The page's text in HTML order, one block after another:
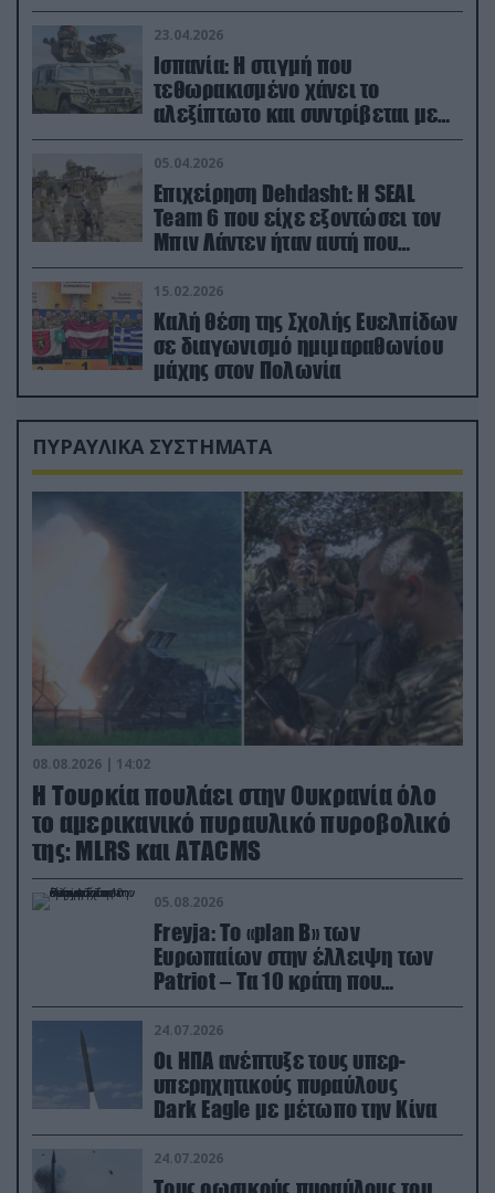
23.04.2026
Ισπανία: Η στιγμή που
τεθωρακισμένο χάνει το
αλεξίπτωτο και συντρίβεται με
ορμή στο έδαφος (βίντεο)
05.04.2026
Επιχείρηση Dehdasht: Η SEAL
Team 6 που είχε εξοντώσει τον
Μπιν Λάντεν ήταν αυτή που
διέσωσε τον πιλότο του F-15
15.02.2026
Καλή θέση της Σχολής Ευελπίδων
σε διαγωνισμό ημιμαραθωνίου
μάχης στον Πολωνία
ΠΥΡΑΥΛΙΚΑ ΣΥΣΤΗΜΑΤΑ
08.08.2026 | 14:02
Η Τουρκία πουλάει στην Ουκρανία όλο
το αμερικανικό πυραυλικό πυροβολικό
της: MLRS και ΑΤΑCMS
05.08.2026
Freyja: Το «plan Β» των
Ευρωπαίων στην έλλειψη των
Patriot – Τα 10 κράτη που
συμμετέχουν στο δίκτυο
συνεργασίας
24.07.2026
Οι ΗΠΑ ανέπτυξε τους υπερ-
υπερηχητικούς πυραύλους
Dark Eagle με μέτωπο την Κίνα
24.07.2026